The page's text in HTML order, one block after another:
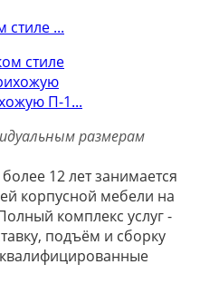
стиле ...
П-1...
12 лет занимается
корпусной мебели на
комплекс услуг -
подъём и сборку